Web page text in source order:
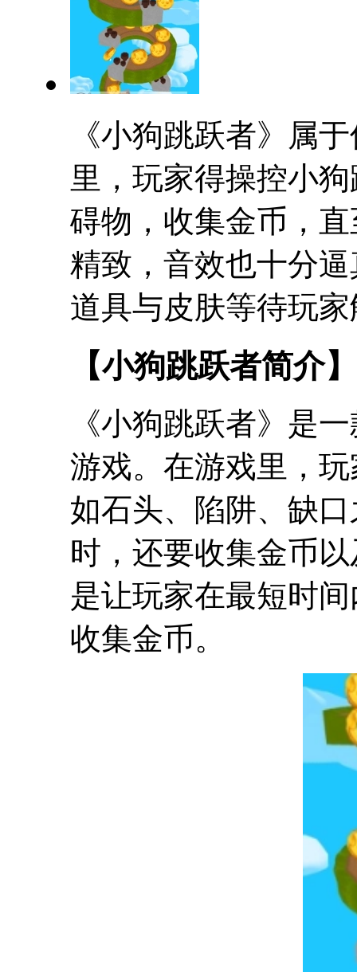
《小狗跳跃者》属
里，玩家得操控小
碍物，收集金币，
精致，音效也十分
道具与皮肤等待玩
【小狗跳跃者简介】
《小狗跳跃者》是
游戏。在游戏里，
如石头、陷阱、缺
时，还要收集金币
是让玩家在最短时
收集金币。